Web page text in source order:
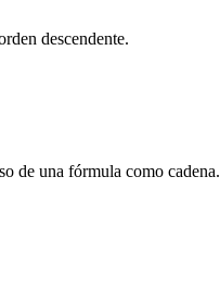
descendente.
de una fórmula como cadena.